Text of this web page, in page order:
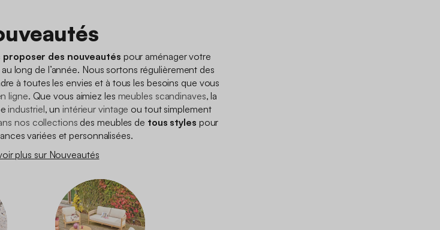
proposer des nouveautés pour aménager votre
long de l’année. Nous sortons régulièrement des
à toutes les envies et à tous les besoins que vous
ligne. Que vous aimiez les meubles scandinaves, la
industriel, un intérieur vintage ou tout simplement
nos collections des meubles de tous styles pour
variées et personnalisées.
plus sur Nouveautés